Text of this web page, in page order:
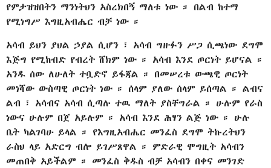
የምታዝዝበትን ማንነትህን አስረክበኝ ማለቱ ነው ። በልብ ከተማ
የሚነግሥ እግዚአብሔር ብቻ ነው ።
አሳብ ይህን ያህል ኃያል ሲሆን ፣ አሳብ ግዙፉን ሥጋ ሲጫነው ደግሞ
እጅግ የሚከብድ የብረት ሸክም ነው ። አሳብ እንደ ጦርነት ይሆናል ።
አንዱ ሰው ለሁለት ተቧድኖ ይፋጃል ። በመሠረቱ ውጫዊ ጦርነት
መነሻው ውስጣዊ ጦርነት ነው ። ሰላም ያለው ሰላም ይሰጣል ። ልብና
ልብ ፣ አሳብና አሳብ ሲጣሉ ተዉ ማለት ያስቸግራል ። ሁሉም የራስ
ነውና ሁሉም በጀ አይሉም ። አሳብ እንደ ሕፃን ልጅ ነው ። ሁሉ
ቤት ካልገባሁ ይላል ። የእግዚአብሔር መንፈስ ደግሞ ትኩረትህን
ራስህ ላይ አድርግ ብሎ ይገሥጸዋል ። ምድራዊ ሞግዚት አሳብን
መጠበቅ አይችልም ። መንፈስ ቅዱስ ብቻ አሳብን በቀና መንገድ